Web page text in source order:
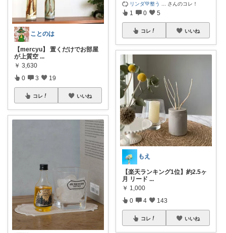
ことのは
【mercyu】 置くだけでお部屋
が上質空 ...
￥ 3,630
0 3 19
コレ いいね
リンダ💚整う さんのコレ！
1 0 5
コレ いいね
もえ
【楽天ランキング1位】約2.5ヶ
月 リード ...
￥ 1,000
0 4 143
コレ いいね